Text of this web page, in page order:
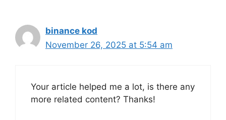
binance kod
November 26, 2025 at 5:54 am
Your article helped me a lot, is there any
more related content? Thanks!